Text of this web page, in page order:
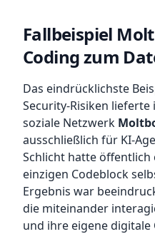
Fallbeispiel
Coding zum
Das eindrücklichste
Security-Risiken lieferte
soziale Netzwerk
ausschließlich für KI-
Schlicht hatte
einzigen Codeblock
Ergebnis war
die miteinander
und ihre eigene